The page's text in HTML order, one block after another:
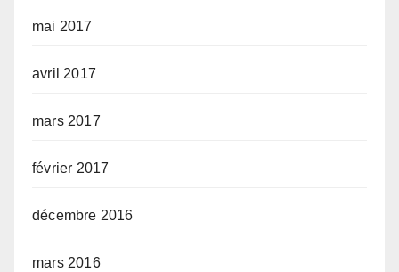
mai 2017
avril 2017
mars 2017
février 2017
décembre 2016
mars 2016